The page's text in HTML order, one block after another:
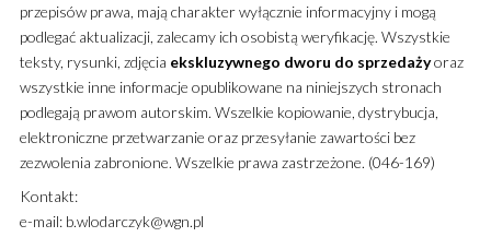
przepisów prawa, mają charakter wyłącznie informacyjny i mogą
podlegać aktualizacji, zalecamy ich osobistą weryfikację. Wszystkie
teksty, rysunki, zdjęcia ekskluzywnego dworu do sprzedażyoraz
wszystkie inne informacje opublikowane na niniejszych stronach
podlegają prawom autorskim. Wszelkie kopiowanie, dystrybucja,
elektroniczne przetwarzanie oraz przesyłanie zawartości bez
zezwolenia zabronione. Wszelkie prawa zastrzeżone. (046-169)
Kontakt:
e-mail: b.wlodarczyk@wgn.pl